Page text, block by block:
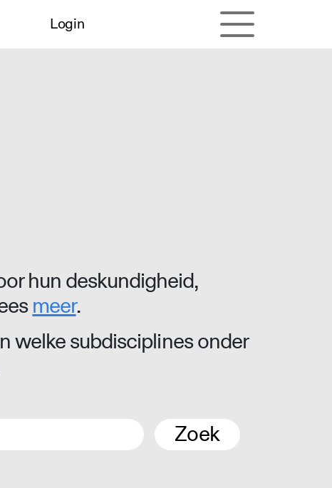
Login
hun deskundigheid,
meer.
welke subdisciplines onder
Zoek